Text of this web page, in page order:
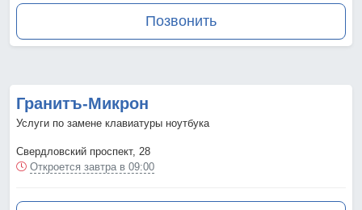
Позвонить
Гранитъ-Микрон
Услуги по замене клавиатуры ноутбука
Свердловский проспект, 28
Откроется завтра в 09:00